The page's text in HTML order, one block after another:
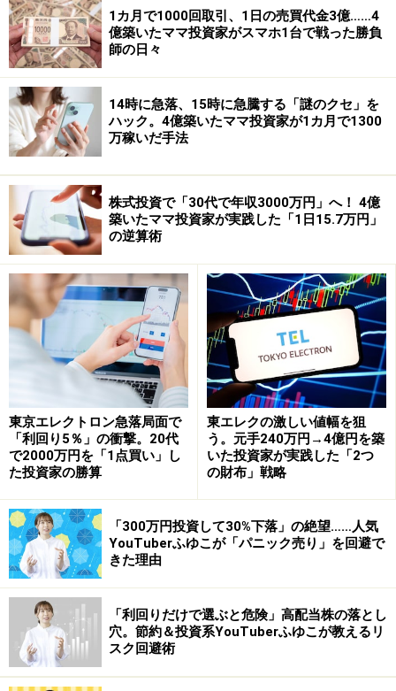
※記載されている情報は、投稿された時点のユーザーか
らの情報です。
また、株式投資はリスクを伴います。投資に関する最終
判断は、御自身の責任でお願い申し上げます。
※記事内容は執筆時点のものです。最新の内容をご確認くださ
い。
本記事の内容は一般的な情報提供を目的としており、特定の金融
商品や投資行動を推奨するものではありません。
投資や資産運用に関する最終的なご判断はご自身の責任において
行ってください。
が、その内容を保証するものではなく、これに基づく損失・損害
などについて当社は一切の責任を負いません。
最新の情報や詳細については、必ず各金融機関やサービス提供者
の公式情報をご確認ください。
【編集部からのお知らせ】
・「家計」について、 アンケート（2026/8/31まで）を実施
中です！
※抽選で20名にAmazonギフト券1000円分プレゼント
※謝礼付きの限定アンケートやモニター企画に参加が可能に
なります
1カ月で1000回取引、1日の売買代金3億……4
億築いたママ投資家がスマホ1台で戦った勝負
師の日々
14時に急落、15時に急騰する「謎のクセ」を
ハック。4億築いたママ投資家が1カ月で1300
万稼いだ手法
株式投資で「30代で年収3000万円」へ！ 4億
築いたママ投資家が実践した「1日15.7万円」
の逆算術
東京エレクトロン急落局面で
「利回り5％」の衝撃。20代
で2000万円を「1点買い」し
た投資家の勝算
東エレクの激しい値幅を狙
う。元手240万円→4億円を築
いた投資家が実践した「2つ
の財布」戦略
「300万円投資して30%下落」の絶望……人気
YouTuberふゆこが「パニック売り」を回避で
きた理由
「利回りだけで選ぶと危険」高配当株の落とし
穴。節約＆投資系YouTuberふゆこが教えるリ
スク回避術